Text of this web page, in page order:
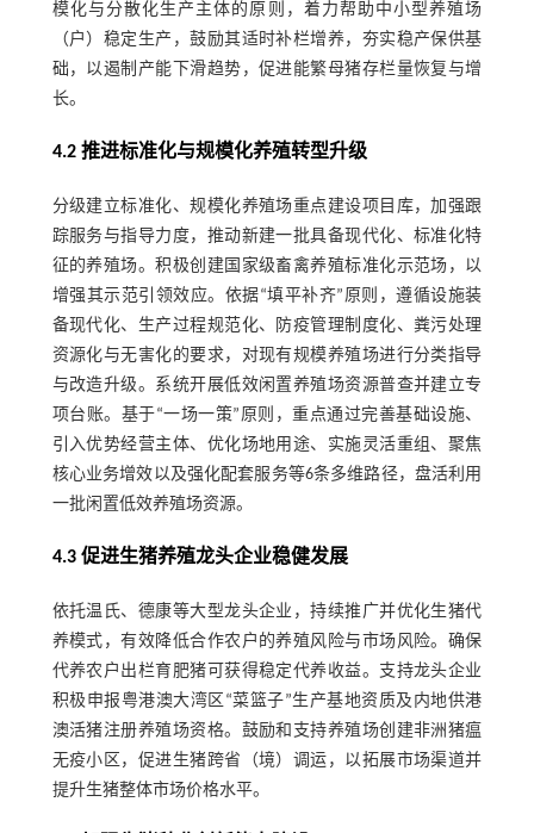
模化与分散化生产主体的原则，着力帮助中小型养殖场
（户）稳定生产，鼓励其适时补栏增养，夯实稳产保供基
础，以遏制产能下滑趋势，促进能繁母猪存栏量恢复与增
长。
4.2 推进标准化与规模化养殖转型升级
分级建立标准化、规模化养殖场重点建设项目库，加强跟
踪服务与指导力度，推动新建一批具备现代化、标准化特
征的养殖场。积极创建国家级畜禽养殖标准化示范场，以
增强其示范引领效应。依据“填平补齐”原则，遵循设施装
备现代化、生产过程规范化、防疫管理制度化、粪污处理
资源化与无害化的要求，对现有规模养殖场进行分类指导
与改造升级。系统开展低效闲置养殖场资源普查并建立专
项台账。基于“一场一策”原则，重点通过完善基础设施、
引入优势经营主体、优化场地用途、实施灵活重组、聚焦
核心业务增效以及强化配套服务等6条多维路径，盘活利用
一批闲置低效养殖场资源。
4.3 促进生猪养殖龙头企业稳健发展
依托温氏、德康等大型龙头企业，持续推广并优化生猪代
养模式，有效降低合作农户的养殖风险与市场风险。确保
代养农户出栏育肥猪可获得稳定代养收益。支持龙头企业
积极申报粤港澳大湾区“菜篮子”生产基地资质及内地供港
澳活猪注册养殖场资格。鼓励和支持养殖场创建非洲猪瘟
无疫小区，促进生猪跨省（境）调运，以拓展市场渠道并
提升生猪整体市场价格水平。